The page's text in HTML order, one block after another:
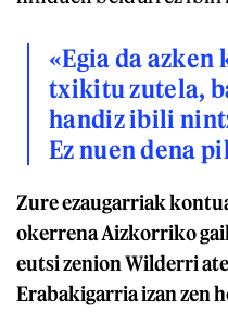
«Egia da
txikitu zutela,
handiz ibili
Ez nuen dena
Zure ezaugarriak
okerrena Aizkorriko
eutsi zenion Wilderri
Erabakigarria izan zen